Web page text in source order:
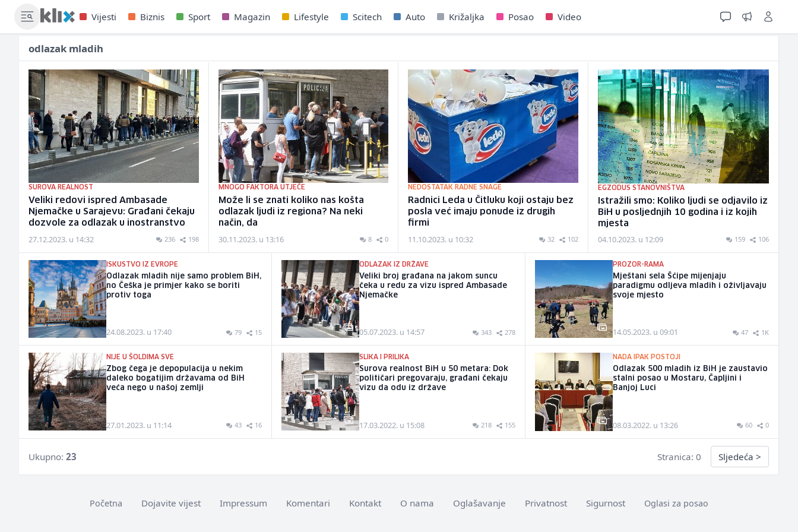
Vijesti Biznis Sport Magazin Lifestyle Scitech Auto Križaljka Posao Video
odlazak mladih
SUROVA REALNOST
Veliki redovi ispred Ambasade
Njemačke u Sarajevu: Građani čekaju
dozvole za odlazak u inostranstvo
27.12.2023. u 14:32 236 198
MNOGO FAKTORA UTJEČE
Može li se znati koliko nas košta
odlazak ljudi iz regiona? Na neki
način, da
30.11.2023. u 13:16 8 0
NEDOSTATAK RADNE SNAGE
Radnici Leda u Čitluku koji ostaju bez
posla već imaju ponude iz drugih
firmi
11.10.2023. u 10:32 32 102
EGZODUS STANOVNIŠTVA
Istražili smo: Koliko ljudi se odjavilo iz
BiH u posljednjih 10 godina i iz kojih
mjesta
04.10.2023. u 12:09 159 106
ISKUSTVO IZ EVROPE
Odlazak mladih nije samo problem BiH,
no Češka je primjer kako se boriti
protiv toga
24.08.2023. u 17:40 79 15
ODLAZAK IZ DRŽAVE
Veliki broj građana na jakom suncu
čeka u redu za vizu ispred Ambasade
Njemačke
05.07.2023. u 14:57 343 278
PROZOR-RAMA
Mještani sela Šćipe mijenjaju
paradigmu odljeva mladih i oživljavaju
svoje mjesto
14.05.2023. u 09:01 47 1K
NIJE U ŠOLDIMA SVE
Zbog čega je depopulacija u nekim
daleko bogatijim državama od BiH
veća nego u našoj zemlji
27.01.2023. u 11:14 43 16
SLIKA I PRILIKA
Surova realnost BiH u 50 metara: Dok
političari pregovaraju, građani čekaju
vizu da odu iz države
17.03.2022. u 15:08 218 155
NADA IPAK POSTOJI
Odlazak 500 mladih iz BiH je zaustavio
stalni posao u Mostaru, Čapljini i
Banjoj Luci
08.03.2022. u 13:26 60 0
Ukupno: 23 Stranica: 0 Sljedeća >
Početna Dojavite vijest Impressum Komentari Kontakt O nama Oglašavanje Privatnost Sigurnost Oglasi za posao